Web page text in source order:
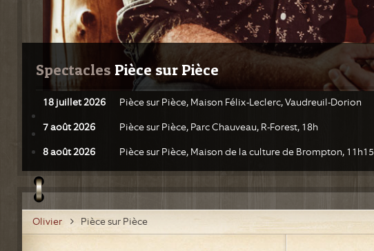
Spectacles Pièce sur Pièce
18 juillet 2026
Pièce sur Pièce, Maison Félix-Leclerc, Vaudreuil-Dorion
7 août 2026
Pièce sur Pièce, Parc Chauveau, R-Forest, 18h
8 août 2026
Pièce sur Pièce, Maison de la culture de Brompton, 11h15
Olivier Pièce sur Pièce